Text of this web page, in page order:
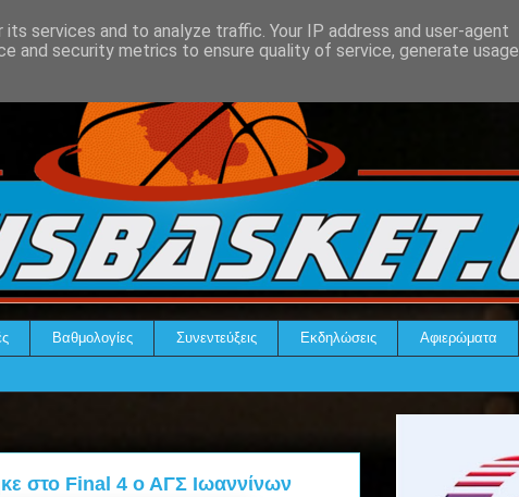
Βαθμολογίες Συνεντεύξεις Εκδηλώσεις Αφιερώματα
στο Final 4 ο ΑΓΣ Ιωαννίνων
services and to analyze traffic. Your IP address and user-agent
and security metrics to ensure quality of service, generate usage